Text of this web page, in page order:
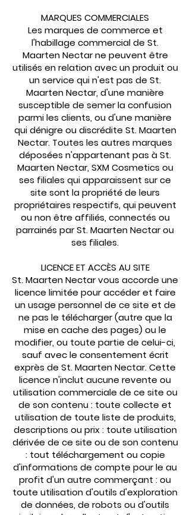
MARQUES COMMERCIALES
Les marques de commerce et
l'habillage commercial de St.
Maarten Nectar ne peuvent être
utilisés en relation avec un produit ou
un service qui n'est pas de St.
Maarten Nectar, d'une manière
susceptible de semer la confusion
parmi les clients, ou d'une manière
qui dénigre ou discrédite St. Maarten
Nectar. Toutes les autres marques
déposées n'appartenant pas à St.
Maarten Nectar, SXM Cosmetics ou
ses filiales qui apparaissent sur ce
site sont la propriété de leurs
propriétaires respectifs, qui peuvent
ou non être affiliés, connectés ou
parrainés par St. Maarten Nectar ou
ses filiales.
LICENCE ET ACCÈS AU SITE
St. Maarten Nectar vous accorde une
licence limitée pour accéder et faire
un usage personnel de ce site et de
ne pas le télécharger (autre que la
mise en cache des pages) ou le
modifier, ou toute partie de celui-ci,
sauf avec le consentement écrit
exprès de St. Maarten Nectar. Cette
licence n'inclut aucune revente ou
utilisation commerciale de ce site ou
de son contenu : toute collecte et
utilisation de toute liste de produits,
descriptions ou prix : toute utilisation
dérivée de ce site ou de son contenu
: tout téléchargement ou copie
d'informations de compte pour le au
profit d'un autre commerçant : ou
toute utilisation d'outils d'exploration
de données, de robots ou d'outils